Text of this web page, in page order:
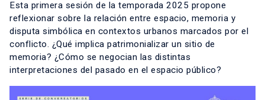
Esta primera sesión de la temporada 2025 propone
reflexionar sobre la relación entre espacio, memoria y
disputa simbólica en contextos urbanos marcados por el
conflicto. ¿Qué implica patrimonializar un sitio de
memoria? ¿Cómo se negocian las distintas
interpretaciones del pasado en el espacio público?